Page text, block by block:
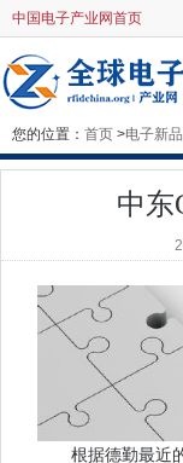
中国电子产业网首页
您的位置： 首页 >电子新品
中东
根据德勤最近